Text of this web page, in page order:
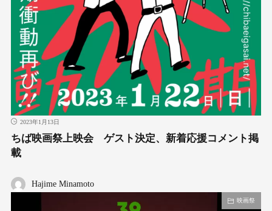
2023年1月13日
ちば映画祭上映会 ゲスト決定、新着応援コメント掲
載
Hajime Minamoto
映画祭